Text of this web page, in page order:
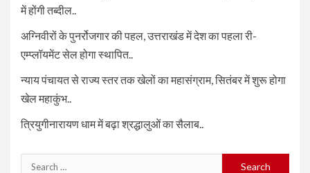
में होंगी तब्दील..
अग्निवीरों के पुनर्रोजगार की पहल, उत्तराखंड में देश का पहला री-
एम्प्लॉयमेंट सेल होगा स्थापित..
न्याय पंचायत से राज्य स्तर तक खेलों का महासंग्राम, सितंबर में शुरू होगा
खेल महाकुंभ..
त्रियुगीनारायण धाम में बढ़ा श्रद्धालुओं का सैलाब..
Search